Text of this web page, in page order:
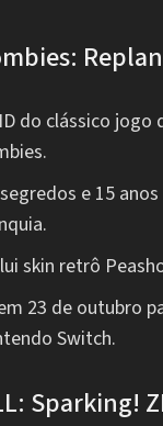
do clássico jogo
e 15
skin retrô
23 de outubro
Switch.
Sparking!